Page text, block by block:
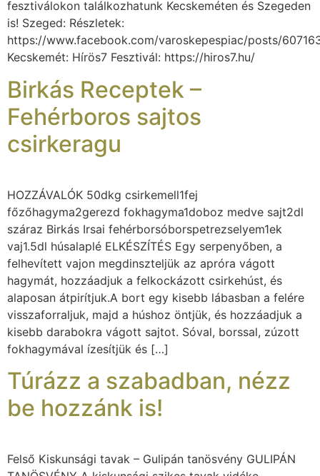
fesztiválokon találkozhatunk Kecskeméten és Szegeden
is! Szeged: Részletek:
https://www.facebook.com/varoskepespiac/posts/
Kecskemét: Hírös7 Fesztivál: https://hiros7.hu/
Birkás Receptek –
Fehérboros sajtos
csirkeragu
HOZZÁVALÓK 50dkg csirkemell1fej
főzőhagyma2gerezd fokhagyma1doboz medve sajt2dl
száraz Birkás Irsai fehérborsóborspetrezselyem1ek
vaj1.5dl húsalaplé ELKÉSZÍTÉS Egy serpenyőben, a
felhevített vajon megdinszteljük az apróra vágott
hagymát, hozzáadjuk a felkockázott csirkehúst, és
alaposan átpirítjuk.A bort egy kisebb lábasban a felére
visszaforraljuk, majd a húshoz öntjük, és hozzáadjuk a
kisebb darabokra vágott sajtot. Sóval, borssal, zúzott
fokhagymával ízesítjük és […]
Túrázz a szabadban, nézz
be hozzánk is!
Felső Kiskunsági tavak – Gulipán tanösvény GULIPÁN